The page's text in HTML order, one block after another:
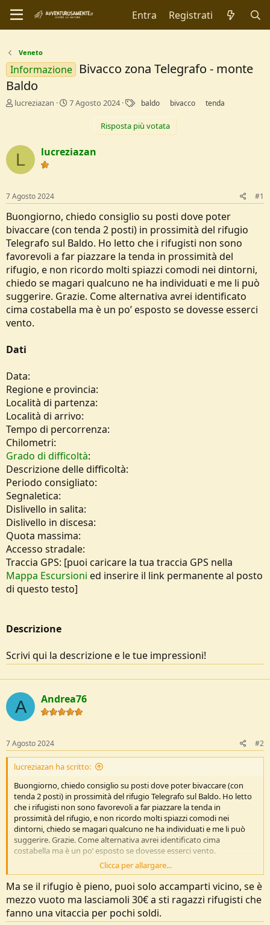
Entra Registrati
Veneto
Informazione
Bivacco zona Telegrafo - monte
Baldo
C
t
o
i
c
u
s
s
i
o
n
e
lucreziazan
D
d
i
o
7 Agosto 2024
g
baldo bivacco tenda
Risposta più votata
L lucreziazan
7 Agosto 2024 #1
Buongiorno, chiedo consiglio su posti dove poter
bivaccare (con tenda 2 posti) in prossimità del rifugio
Telegrafo sul Baldo. Ho letto che i rifugisti non sono
favorevoli a far piazzare la tenda in prossimità del
rifugio, e non ricordo molti spiazzi comodi nei dintorni,
chiedo se magari qualcuno ne ha individuati e me li può
suggerire. Grazie. Come alternativa avrei identificato
cima costabella ma è un po’ esposto se dovesse esserci
vento.
Dati
Data:
Regione e provincia:
Località di partenza:
Località di arrivo:
Tempo di percorrenza:
Chilometri:
Grado di difficoltà:
Descrizione delle difficoltà:
Periodo consigliato:
Segnaletica:
Dislivello in salita:
Dislivello in discesa:
Quota massima:
Accesso stradale:
Traccia GPS: [puoi caricare la tua traccia GPS nella
Mappa Escursioni ed inserire il link permanente al posto
di questo testo]
Descrizione
Scrivi qui la descrizione e le tue impressioni!
A Andrea76
7 Agosto 2024 #2
lucreziazan ha scritto:
Buongiorno, chiedo consiglio su posti dove poter bivaccare (con
tenda 2 posti) in prossimità del rifugio Telegrafo sul Baldo. Ho letto
che i rifugisti non sono favorevoli a far piazzare la tenda in
prossimità del rifugio, e non ricordo molti spiazzi comodi nei
dintorni, chiedo se magari qualcuno ne ha individuati e me li può
suggerire. Grazie. Come alternativa avrei identificato cima
costabella ma è un po’ esposto se dovesse esserci vento.
Dati
Regione e provincia:
Località di partenza:
Clicca per allargare...
Ma se il rifugio è pieno, puoi solo accamparti vicino, se è
mezzo vuoto ma lasciamoli 30€ a sti ragazzi rifugisti che
fanno una vitaccia per pochi soldi.